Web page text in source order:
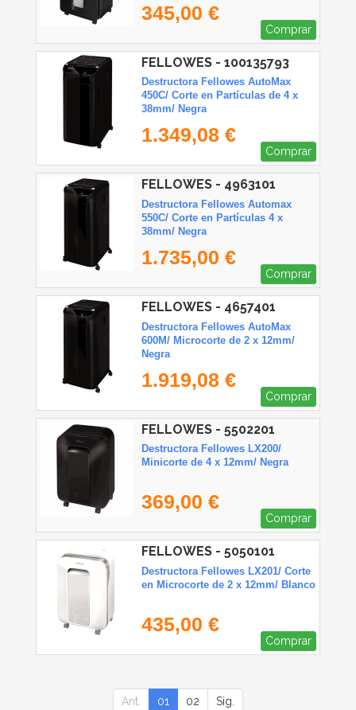
345,00 €
Comprar
FELLOWES - 100135793
Destructora Fellowes AutoMax
450C/ Corte en Partículas de 4 x
38mm/ Negra
1.349,08 €
Comprar
FELLOWES - 4963101
Destructora Fellowes Automax
550C/ Corte en Partículas 4 x
38mm/ Negra
1.735,00 €
Comprar
FELLOWES - 4657401
Destructora Fellowes AutoMax
600M/ Microcorte de 2 x 12mm/
Negra
1.919,08 €
Comprar
FELLOWES - 5502201
Destructora Fellowes LX200/
Minicorte de 4 x 12mm/ Negra
369,00 €
Comprar
FELLOWES - 5050101
Destructora Fellowes LX201/ Corte
en Microcorte de 2 x 12mm/ Blanco
435,00 €
Comprar
Ant. 01 02 Sig.